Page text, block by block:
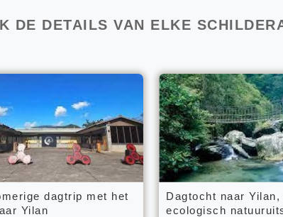
DE DETAILS VAN ELKE
dagtrip met het
Yilan
Dagtocht naar Yilan,
ecologisch